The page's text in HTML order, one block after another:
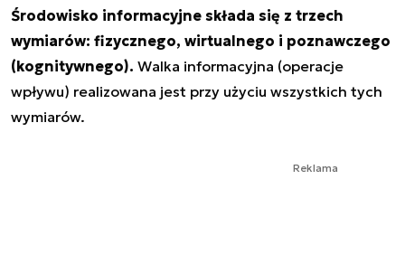
Środowisko informacyjne składa się z trzech
wymiarów: fizycznego, wirtualnego i poznawczego
(kognitywnego). Walka informacyjna (operacje
wpływu) realizowana jest przy użyciu wszystkich tych
wymiarów.
Reklama